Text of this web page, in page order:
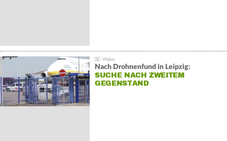
Nach Drohnenfund in Leipzig:
SUCHE NACH ZWEITEM
GEGENSTAND